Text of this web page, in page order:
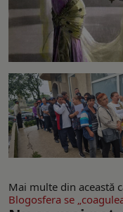
Mai multe din această
Blogosfera se